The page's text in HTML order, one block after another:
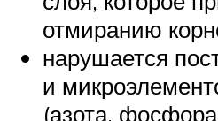
отмиранию
нарушается
и
(азота,